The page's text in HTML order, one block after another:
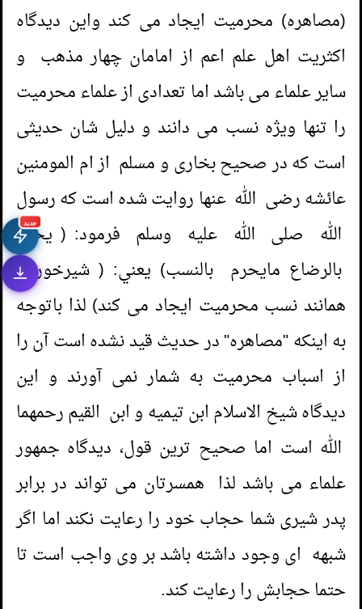
جديد
(مصاهره) محرمیت ایجاد می کند واین دیدگاه
اکثریت اهل علم اعم از امامان چهار مذهب و
سایر علماء می باشد اما تعدادی از علماء محرمیت
را تنها ویژه نسب می دانند و دلیل شان حدیثی
است که در صحیح بخاری و مسلم از ام المومنین
عائشه رضی الله عنها روایت شده است که رسول
الله صلی الله عليه وسلم فرمود: ( يحرم
بالرضاع مايحرم بالنسب) يعني: ( شیرخوردن
همانند نسب محرمیت ایجاد می کند) لذا باتوجه
به اینکه "مصاهره" در حدیث قید نشده است آن را
از اسباب محرمیت به شمار نمی آورند و این
دیدگاه شیخ الاسلام ابن تیمیه و ابن القيم رحمهما
الله است اما صحیح ترین قول، دیدگاه جمهور
علماء می باشد لذا همسرتان می تواند در برابر
پدر شیری شما حجاب خود را رعایت نکند اما اگر
شبهه ای وجود داشته باشد بر وی واجب است تا
حتما حجابش را رعایت کند.
1. آیامیتوانم باقی مانده عودهایی که جهت
معطرکردن مسجداستفاده میشودرا باخودبردارم؟
2. آیا می توانم به مدیر خودم در کار هدیه بدهم؟
هديه دادن به معلم خود؛
4. خرید و فروش نمایشی؛
تبدیل کردن وقف غیرفعال به مغازه ها یا مکان
هایی که امکان بهره وری از آنها باشد؛
6. آیا می توانم جهت رسیدن به حق و حقوق
1. حکم نزدیکی با همسر از راه مقعد؛
( بازدیدها 58391 ) 2. نزدیکی زناشویی در حمام( و
دستشویی)
( بازدیدها 57061 )